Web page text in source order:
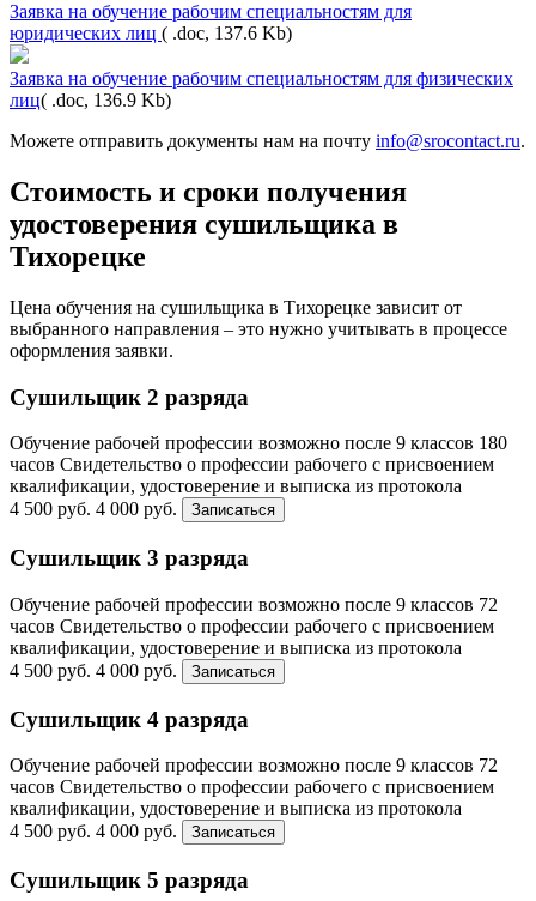
Заявка на обучение рабочим специальностям для
юридических лиц ( .doc, 137.6 Kb)
Заявка на обучение рабочим специальностям для физических
лиц( .doc, 136.9 Kb)
Можете отправить документы нам на почту info@srocontact.ru.
Стоимость и сроки получения
удостоверения сушильщика в
Тихорецке
Цена обучения на сушильщика в Тихорецке зависит от
выбранного направления – это нужно учитывать в процессе
оформления заявки.
Сушильщик 2 разряда
Обучение рабочей профессии возможно после 9 классов 180
часов Свидетельство о профессии рабочего с присвоением
квалификации, удостоверение и выписка из протокола
4 500 руб. 4 000 руб. Записаться
Сушильщик 3 разряда
Обучение рабочей профессии возможно после 9 классов 72
часов Свидетельство о профессии рабочего с присвоением
квалификации, удостоверение и выписка из протокола
4 500 руб. 4 000 руб. Записаться
Сушильщик 4 разряда
Обучение рабочей профессии возможно после 9 классов 72
часов Свидетельство о профессии рабочего с присвоением
квалификации, удостоверение и выписка из протокола
4 500 руб. 4 000 руб. Записаться
Сушильщик 5 разряда